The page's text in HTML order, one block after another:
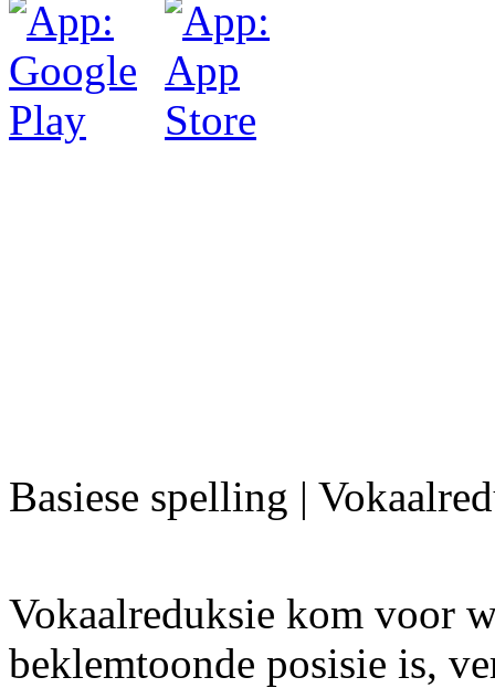
Basiese spelling |
Vokaalreduksie kom voor
beklemtoonde posisie is,